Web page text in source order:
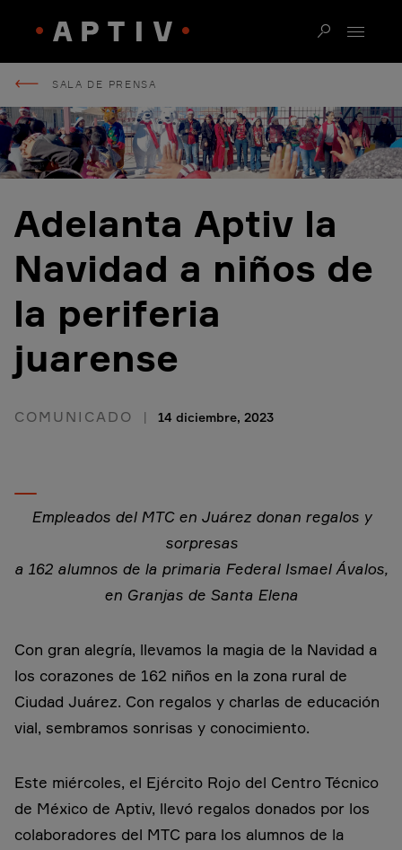
SALA DE PRENSA
Adelanta Aptiv la
Navidad a niños de
la periferia
juarense
COMUNICADO 14 diciembre, 2023
Empleados del MTC en Juárez donan regalos y
sorpresas
a 162 alumnos de la primaria Federal Ismael Ávalos,
en Granjas de Santa Elena
Con gran alegría, llevamos la magia de la Navidad a
los corazones de 162 niños en la zona rural de
Ciudad Juárez. Con regalos y charlas de educación
vial, sembramos sonrisas y conocimiento.
Este miércoles, el Ejército Rojo del Centro Técnico
de México de Aptiv, llevó regalos donados por los
colaboradores del MTC para los alumnos de la